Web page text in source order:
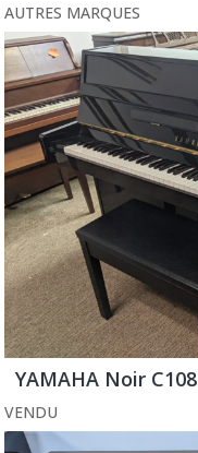
AUTRES MARQUES
YAMAHA Noir C108
VENDU